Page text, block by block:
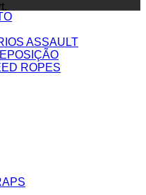
ASSAULT
ROPES